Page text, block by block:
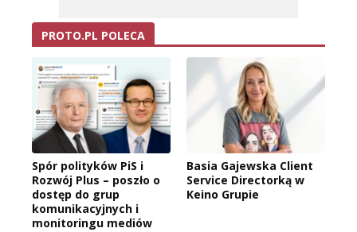
PROTO.PL POLECA
Spór polityków PiS i
Rozwój Plus – poszło o
dostęp do grup
komunikacyjnych i
monitoringu mediów
Basia Gajewska Client
Service Directorką w
Keino Grupie